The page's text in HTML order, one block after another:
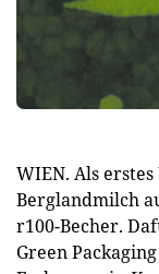
WIEN. Als
Berglandmilch
r100-Becher.
Green